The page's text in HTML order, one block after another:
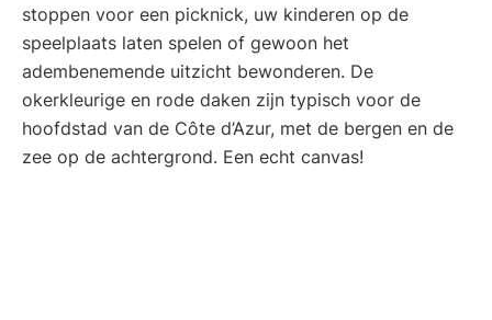
stoppen voor een picknick, uw kinderen op de
speelplaats laten spelen of gewoon het
adembenemende uitzicht bewonderen. De
okerkleurige en rode daken zijn typisch voor de
hoofdstad van de Côte d’Azur, met de bergen en de
zee op de achtergrond. Een echt canvas!